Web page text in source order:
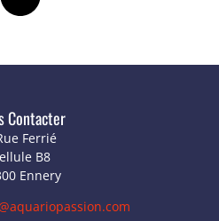
Contacter
Ferrié
B8
Ennery